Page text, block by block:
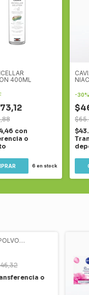
400ML
con
o
6 en stock
-30
o